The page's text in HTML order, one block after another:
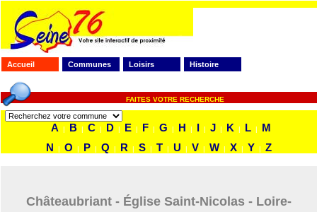
Accueil Communes Loisirs Histoire
FAITES VOTRE RECHERCHE
A | B | C | D | E | F | G | H | I | J | K | L |
M
N
| O | P | Q | R | S | T | U | V | W | X | Y | Z
Châteaubriant - Église Saint-Nicolas - Loire-